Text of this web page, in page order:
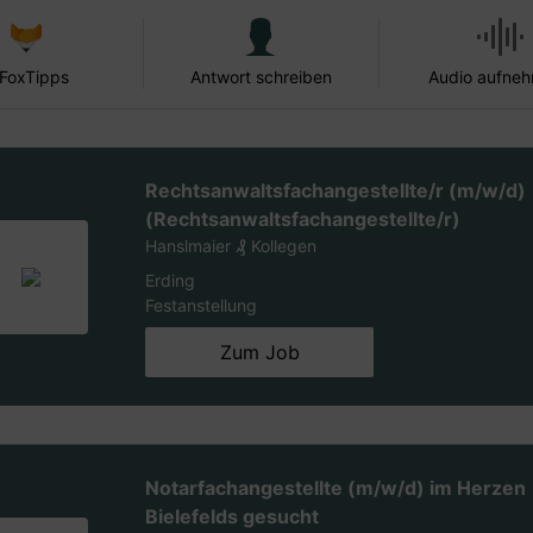
Antwort schreiben Audio
Rechtsanwaltsfachangestellte/r (m/w/d)
(Rechtsanwaltsfachangestellte/r)
Hanslmaier ₰ Kollegen
Erding
Festanstellung
Zum Job
Notarfachangestellte (m/w/d) im Herzen
Bielefelds gesucht